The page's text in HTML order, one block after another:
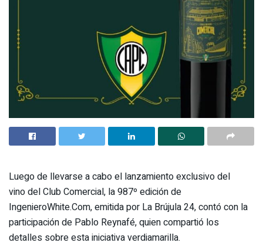
Luego de llevarse a cabo el lanzamiento exclusivo del
vino del Club Comercial, la 987º edición de
IngenieroWhite.Com, emitida por La Brújula 24, contó con la
participación de Pablo Reynafé, quien compartió los
detalles sobre esta iniciativa verdiamarilla.